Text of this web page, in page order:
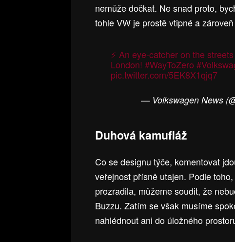
nemůže dočkat. Ne snad proto,
tohle VW je prostě vtipné a
⚡️ An eye-catcher on the
London! #WayToZero
pic.twitter.com/5EK8X1qjq7
— Volkswagen News
Duhová kamufláž
Co se designu týče, komentovat
veřejnost přísně utajen. Podle
prozradila, můžeme soudit, že
Buzzu. Zatím se však musíme
nahlédnout ani do úložného